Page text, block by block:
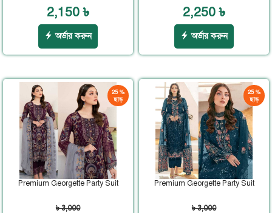
2,150 ৳
অর্ডার করুন
2,250 ৳
অর্ডার করুন
25 %
ছাড়
Premium Georgette Party Suit
৳ 3,000
25 %
ছাড়
Premium Georgette Party Suit
৳ 3,000